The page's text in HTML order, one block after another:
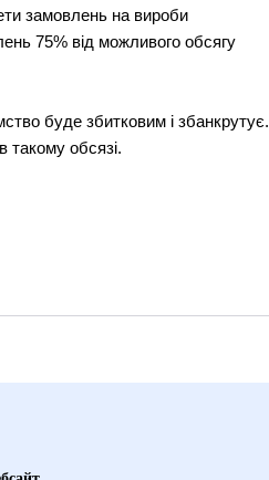
замовлень на вироби
75% від можливого обсягу
буде збитковим і збанкрутує.
такому обсязі.